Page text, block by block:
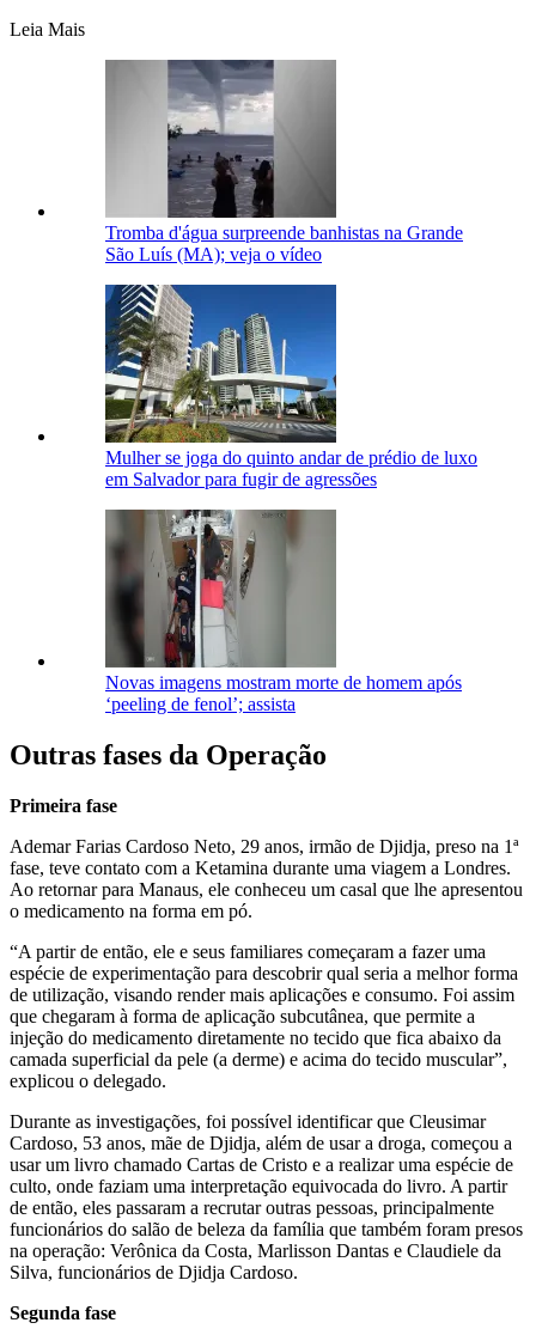
Leia Mais
Tromba d'água surpreende banhistas na Grande
São Luís (MA); veja o vídeo
Mulher se joga do quinto andar de prédio de luxo
em Salvador para fugir de agressões
Novas imagens mostram morte de homem após
‘peeling de fenol’; assista
Outras fases da Operação
Primeira fase
Ademar Farias Cardoso Neto, 29 anos, irmão de Djidja, preso na 1ª
fase, teve contato com a Ketamina durante uma viagem a Londres.
Ao retornar para Manaus, ele conheceu um casal que lhe apresentou
o medicamento na forma em pó.
“A partir de então, ele e seus familiares começaram a fazer uma
espécie de experimentação para descobrir qual seria a melhor forma
de utilização, visando render mais aplicações e consumo. Foi assim
que chegaram à forma de aplicação subcutânea, que permite a
injeção do medicamento diretamente no tecido que fica abaixo da
camada superficial da pele (a derme) e acima do tecido muscular”,
explicou o delegado.
Durante as investigações, foi possível identificar que Cleusimar
Cardoso, 53 anos, mãe de Djidja, além de usar a droga, começou a
usar um livro chamado Cartas de Cristo e a realizar uma espécie de
culto, onde faziam uma interpretação equivocada do livro. A partir
de então, eles passaram a recrutar outras pessoas, principalmente
funcionários do salão de beleza da família que também foram presos
na operação: Verônica da Costa, Marlisson Dantas e Claudiele da
Silva, funcionários de Djidja Cardoso.
Segunda fase